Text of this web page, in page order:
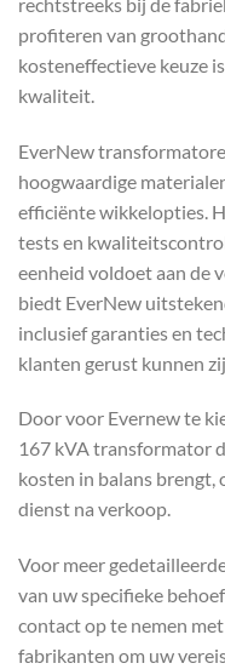
profiteren van
kosteneffectieve keuze
kwaliteit.
EverNew
hoogwaardige
efficiënte wikkelopties.
tests en
eenheid voldoet aan de
biedt EverNew
inclusief garanties en
klanten gerust kunnen
Door voor Evernew te
167 kVA transformator
kosten in balans
dienst na verkoop.
Voor meer
van uw specifieke
contact op te nemen
fabrikanten om uw